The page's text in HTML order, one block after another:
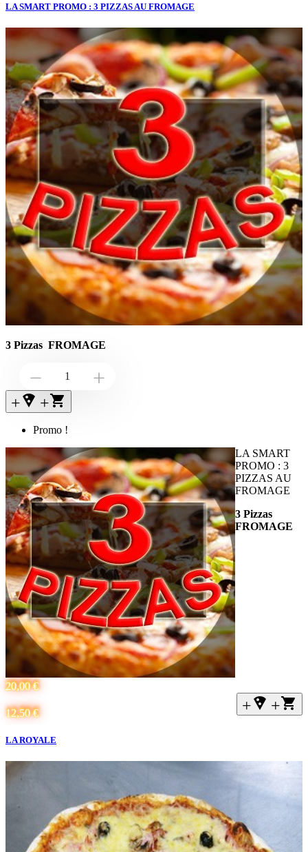
LA SMART PROMO : 3 PIZZAS AU FROMAGE
3 Pizzas FROMAGE
Down
+local_pizza +
Promo !
LA SMART
PROMO : 3
PIZZAS AU
FROMAGE
3 Pizzas
FROMAGE
20,00 €
+local_pizza +
12,50 €
LA ROYALE